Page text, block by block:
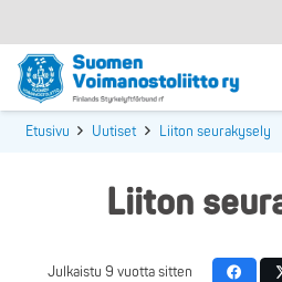
Etusivu Uutiset Liiton seurakysely
Liiton
Julkaistu 9 vuotta sitten